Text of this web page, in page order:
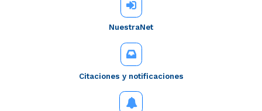
NuestraNet
Citaciones y notificaciones